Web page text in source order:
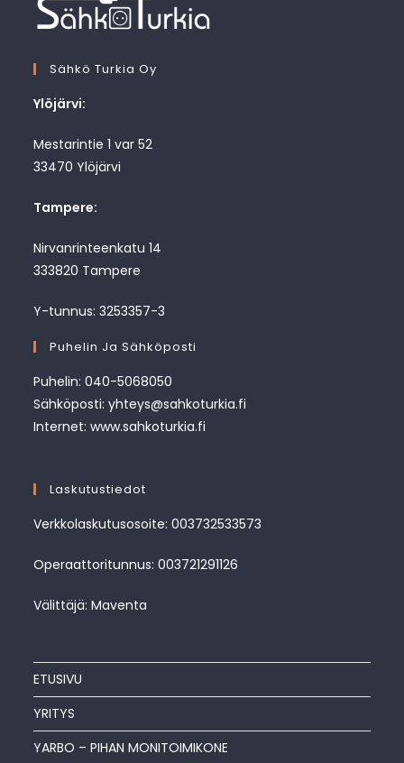
Sähkö Turkia Oy
Ylöjärvi:
Mestarintie 1 var 52
33470 Ylöjärvi
Tampere:
Nirvanrinteenkatu 14
333820 Tampere
Y-tunnus: 3253357-3
Puhelin Ja Sähköposti
Puhelin: 040-5068050
Sähköposti: yhteys@sahkoturkia.fi
Internet: www.sahkoturkia.fi
Laskutustiedot
Verkkolaskutusosoite: 003732533573
Operaattoritunnus: 003721291126
Välittäjä: Maventa
ETUSIVU
YRITYS
YARBO – PIHAN MONITOIMIKONE